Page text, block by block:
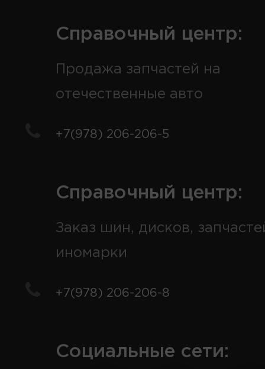
Справочный центр:
Продажа запчастей на
отечественные авто
+7(978) 206-206-5
Справочный центр:
Заказ шин, дисков,
иномарки
+7(978) 206-206-8
Социальные сети: